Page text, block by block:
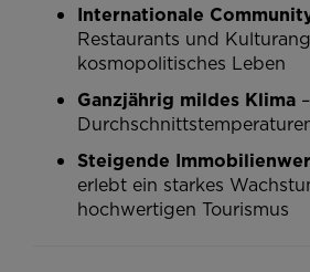
Internationale
Restaurants und
kosmopolitisches Leben
Ganzjährig mildes Klima –
Steigende
erlebt ein starkes
hochwertigen Tourismus